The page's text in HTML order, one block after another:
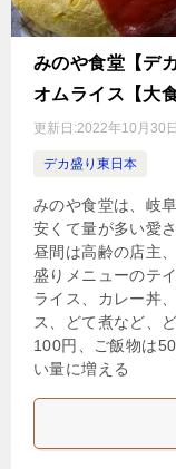
みのや食堂【デ
オムライス【大
更新日:2022年10月30日
デカ盛り東日本
みのや食堂は、岐
安くて量が多い愛
昼間は高齢の店主
盛りメニューのテ
ライス、カレー丼
ス、どて煮など、
100円、ご飯物は
い量に増える